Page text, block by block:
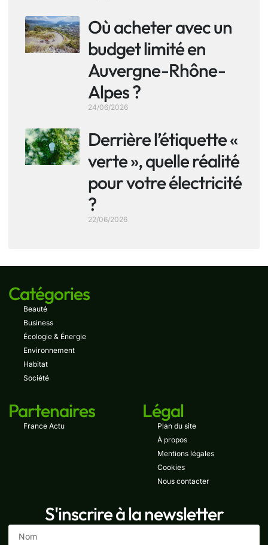
Où acheter avec un
budget limité en
Auvergne-Rhône-
Alpes ?
24/06/2026
Derrière l’étiquette «
verte », quelle réalité
pour votre électricité
?
22/06/2026
Catégories
Beauté
Business
Écologie & Énergie
Environnement
Habitat
Société
Partenaires
France Actu
Légal
Plan du site
À propos
Mentions légales
Cookies
Nous contacter
S'inscrire à la newsletter